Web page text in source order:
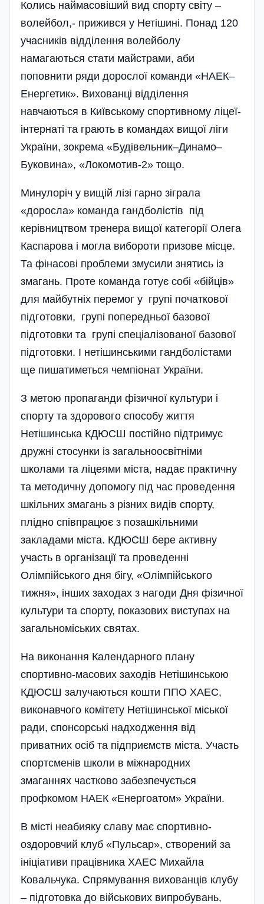
Колись наймасовіший вид спорту світу –
волейбол,- прижився у Нетішині. Понад 120
учасників відділення волейболу
намагаються стати майстрами, аби
поповнити ряди дорослої команди «НАЕК–
Енергетик». Вихованці відділення
навчаються в Київському спортивному ліцеї-
інтернаті та грають в командах вищої ліги
України, зокрема «Будівельник–Динамо–
Буковина», «Локомотив-2» тощо.
Минулоріч у вищій лізі гарно зіграла
«доросла» команда гандболістів під
керівництвом тренера вищої категорії Олега
Каспарова і могла вибороти призове місце.
Та фінасові проблеми змусили знятись із
змагань. Проте команда готує собі «бійців»
для майбутніх перемог у групі початкової
підготовки, групі попередньої базової
підготовки та групі спеціалізованої базової
підготовки. І нетіш­инськими гандболістами
ще пишатиметься чемпіонат України.
З метою пропаганди фізичної культури і
спорту та здорового способу життя
Нетішинська КДЮСШ постійно підтримує
дружні стосунки із загальноосвітніми
школами та ліцеями міста, надає практичну
та методичну допомогу під час проведення
шкільних змагань з різних видів спорту,
плідно співпрацює з поза­шкільними
закладами міста. КДЮСШ бере активну
участь в організації та проведенні
Олімпійського дня бігу, «Олім­пійського
тижня», інших заходах з нагоди Дня фізичної
культури та спорту, показових виступах на
загальноміських святах.
На виконання Календарного плану
спортивно-масових заходів Нетішинською
КДЮСШ залучаються кошти ППО ХАЕС,
виконавчого комітету Нетішинської міської
ради, спонсорські надходження від
приватних осіб та підприємств міста. Участь
спортсменів школи в міжнародних
змаганнях частково забезпечується
профкомом НАЕК «Енергоатом» України.
В місті неабияку славу має спортивно-
оздоровчий клуб «Пульсар», створений за
ініціативи працівника ХАЕС Михайла
Ковальчука. Спрямування вихованців клубу
– підготовка до військових випробувань,